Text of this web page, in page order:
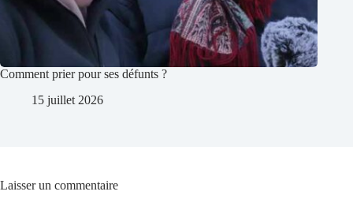
Comment prier pour ses défunts ?
15 juillet 2026
Laisser un commentaire